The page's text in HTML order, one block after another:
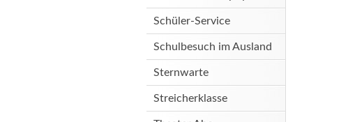
Schüler-Service
Schulbesuch im Ausland
Sternwarte
Streicherklasse